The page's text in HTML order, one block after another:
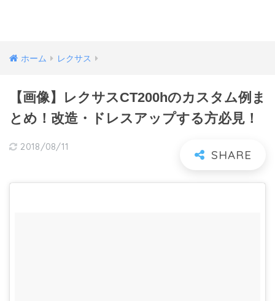
ホーム レクサス
【画像】レクサスCT200hのカスタム例ま
とめ！改造・ドレスアップする方必見！
2018/08/11